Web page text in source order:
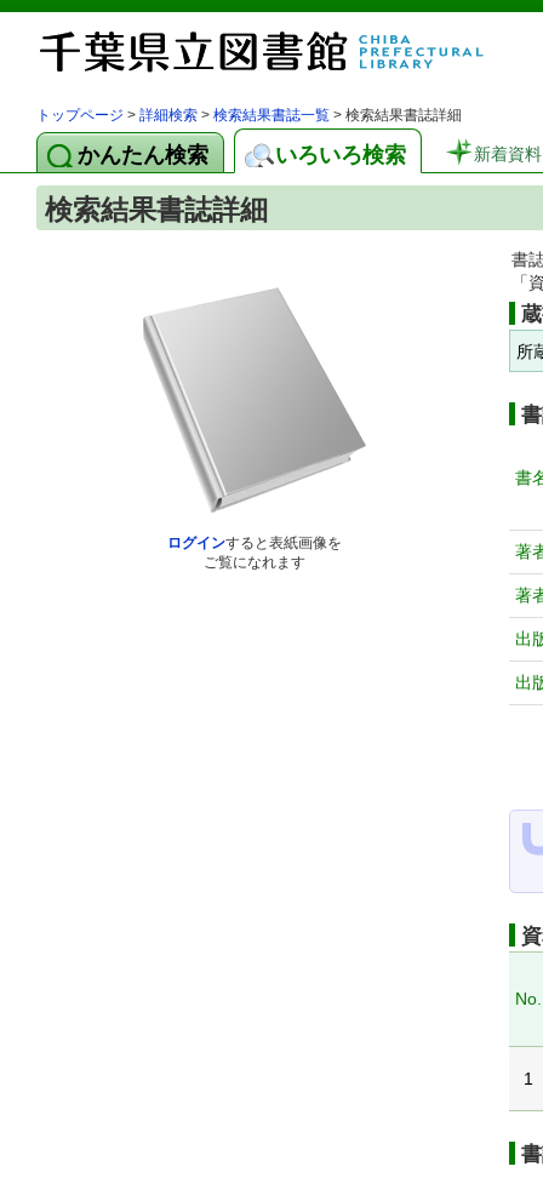
トップページ > 詳細検索 > 検索結果書誌一覧 > 検索結果書誌詳細
かんたん検索 いろいろ検索 新着資料
検索結果書誌詳細
ログインすると表紙画像を
ご覧になれます
書
「
所
書
著
著
出
出
No.
1